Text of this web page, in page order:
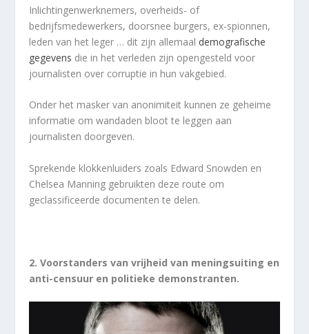
Inlichtingenwerknemers, overheids- of
bedrijfsmedewerkers, doorsnee burgers, ex-spionnen,
leden van het leger … dit zijn allemaal demografische
gegevens die in het verleden zijn opengesteld voor
journalisten over corruptie in hun vakgebied.
Onder het masker van anonimiteit kunnen ze geheime
informatie om wandaden bloot te leggen aan
journalisten doorgeven.
Sprekende klokkenluiders zoals Edward Snowden en
Chelsea Manning gebruikten deze route om
geclassificeerde documenten te delen.
2. Voorstanders van vrijheid van meningsuiting en
anti-censuur en politieke demonstranten.